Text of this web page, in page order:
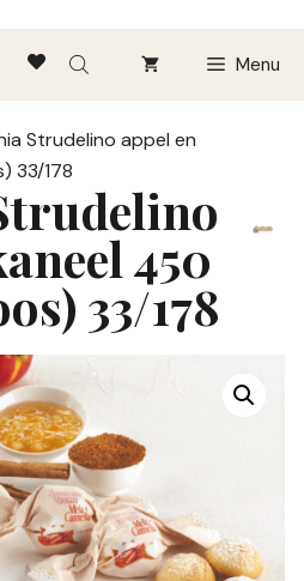
Menu
Strudelino appel en
33/178
450
33/178